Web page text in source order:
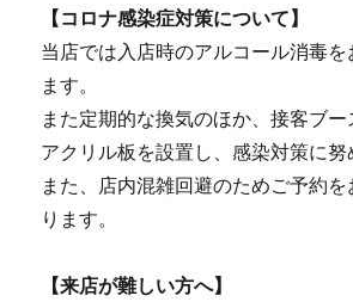
【 コロナ感染症対策について 】
当店では入店時のアルコール消毒を
ます。
また定期的な換気のほか、接客ブー
アクリル板を設置し、感染対策に努
また、店内混雑回避のためご予約
ります。
【来店が難しい方へ】